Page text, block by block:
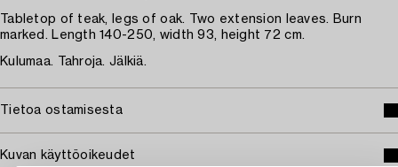
Tabletop of teak, legs of oak. Two extension leaves. Burn
marked. Length 140-250, width 93, height 72 cm.
Kulumaa. Tahroja. Jälkiä.
Tietoa ostamisesta
Kuvan käyttöoikeudet